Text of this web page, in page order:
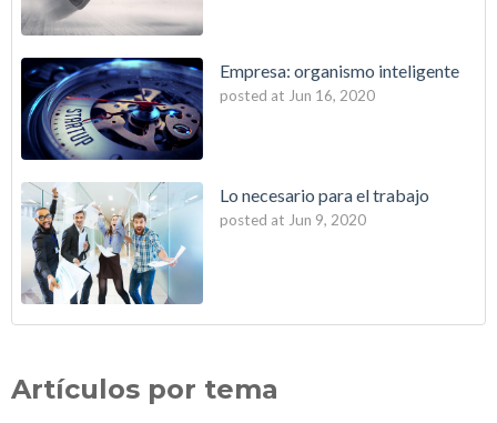
Empresa: organismo inteligente
posted at Jun 16, 2020
Lo necesario para el trabajo
posted at Jun 9, 2020
Artículos por tema